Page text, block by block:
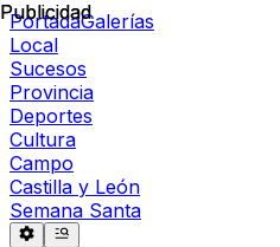
PortadaGalerías
Local
Sucesos
Provincia
Deportes
Cultura
Campo
Castilla y León
Semana Santa
Publicidad
Publicidad